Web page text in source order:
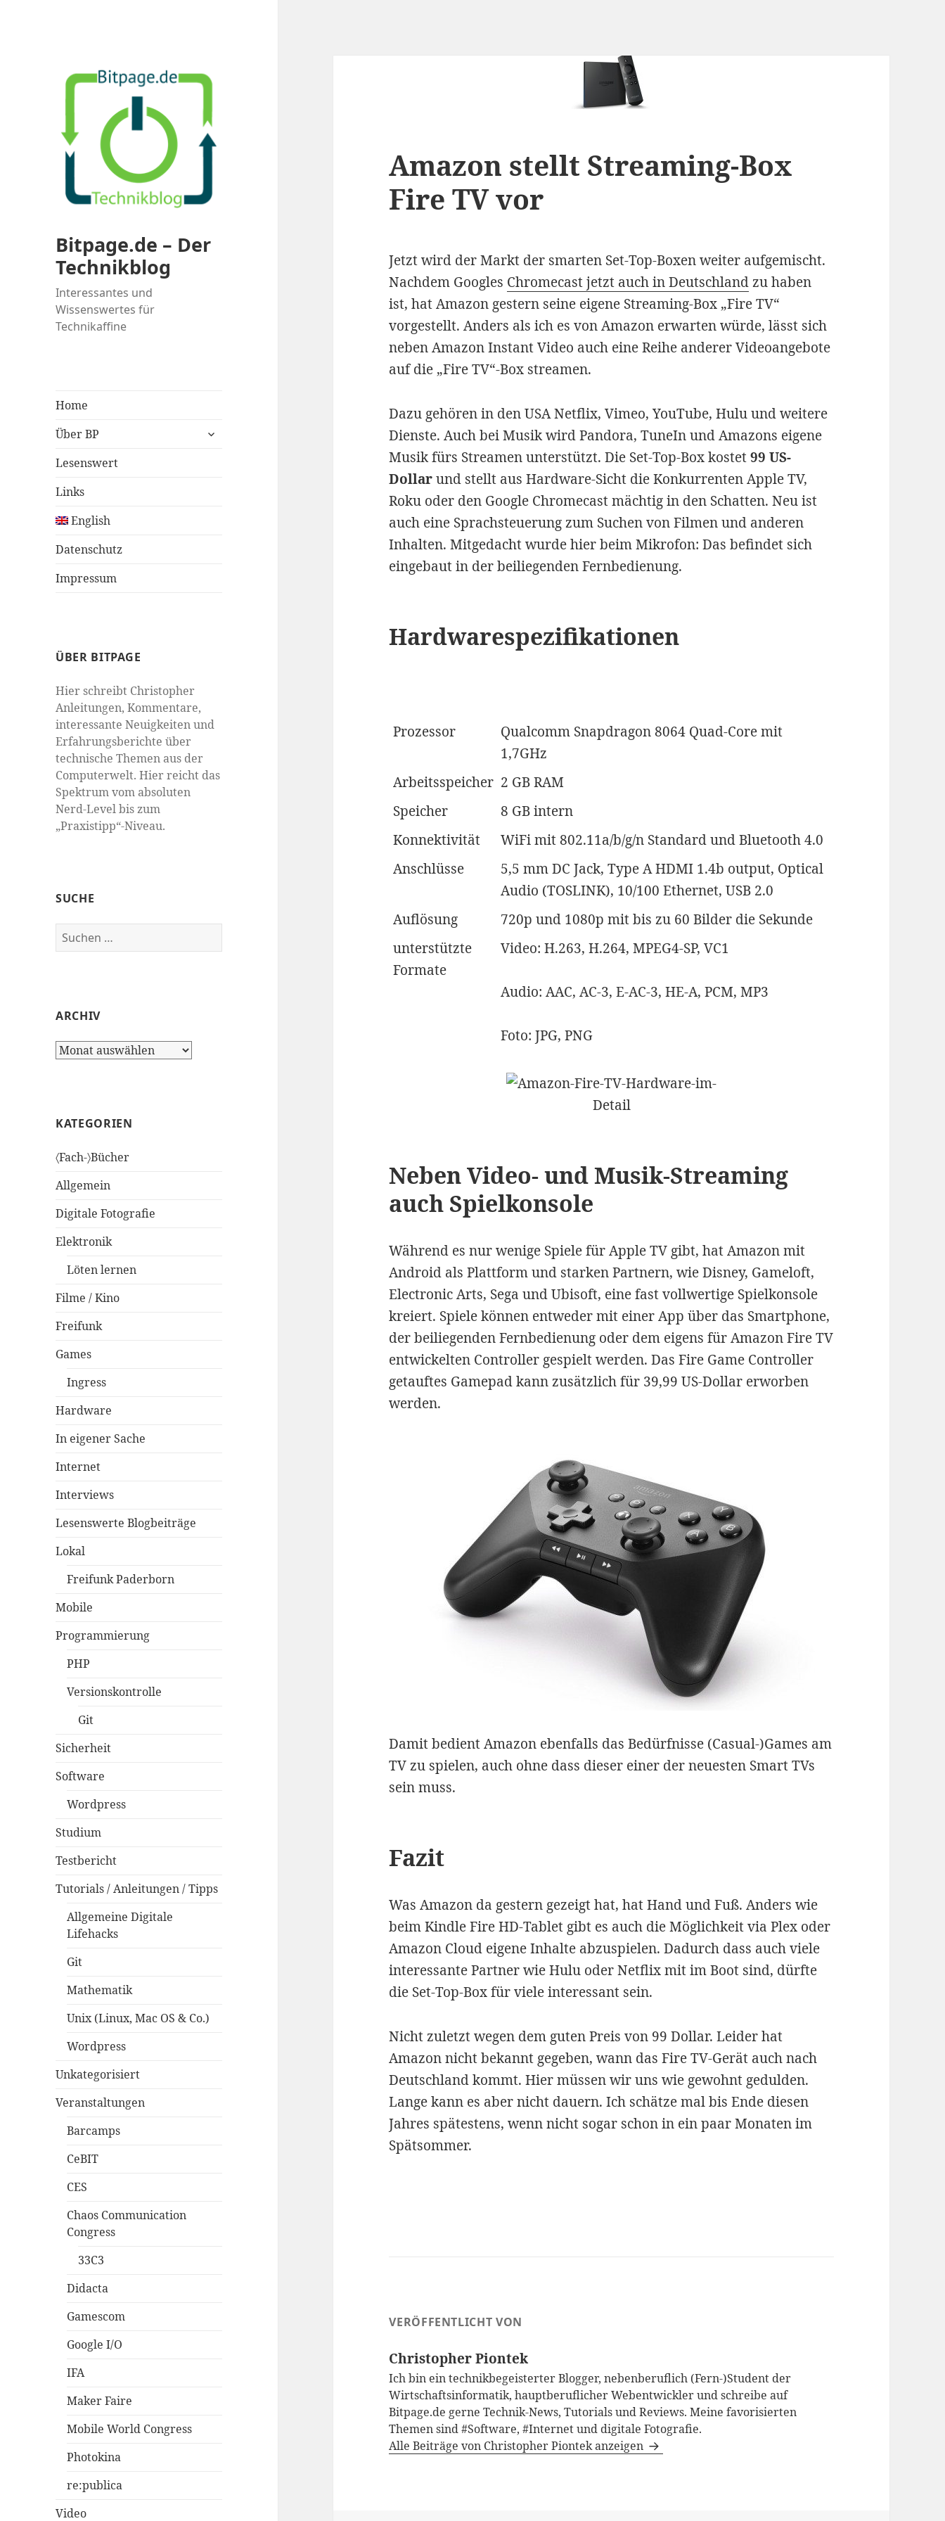
Bitpage.de – Der
Technikblog
Interessantes und
Wissenswertes für
Technikaffine
Home
Über BP
untermenü
Lesenswert
Links
English
Datenschutz
Impressum
ÜBER BITPAGE
Hier schreibt Christopher
Anleitungen, Kommentare,
interessante Neuigkeiten und
Erfahrungsberichte über
technische Themen aus der
Computerwelt. Hier reicht das
Spektrum vom absoluten
Nerd-Level bis zum
„Praxistipp“-Niveau.
SUCHE
Suchen
nach:
ARCHIV
Archiv
KATEGORIEN
〈Fach-〉Bücher
Allgemein
Digitale Fotografie
Elektronik
Löten lernen
Filme / Kino
Freifunk
Games
Ingress
Hardware
In eigener Sache
Internet
Interviews
Lesenswerte Blogbeiträge
Lokal
Freifunk Paderborn
Mobile
Programmierung
PHP
Versionskontrolle
Git
Sicherheit
Software
Wordpress
Studium
Testbericht
Tutorials / Anleitungen / Tipps
Allgemeine Digitale
Lifehacks
Git
Mathematik
Unix (Linux, Mac OS & Co.)
Wordpress
Unkategorisiert
Veranstaltungen
Barcamps
CeBIT
CES
Chaos Communication
Congress
33C3
Didacta
Gamescom
Google I/O
IFA
Maker Faire
Mobile World Congress
Photokina
re:publica
Video
Amazon stellt Streaming-Box
Fire TV vor
Jetzt wird der Markt der smarten Set-Top-Boxen weiter aufgemischt.
Nachdem Googles Chromecast jetzt auch in Deutschlandzu haben
ist, hat Amazon gestern seine eigene Streaming-Box „Fire TV“
vorgestellt. Anders als ich es von Amazon erwarten würde, lässt sich
neben Amazon Instant Video auch eine Reihe anderer Videoangebote
auf die „Fire TV“-Box streamen.
Dazu gehören in den USA Netflix, Vimeo, YouTube, Hulu und weitere
Dienste. Auch bei Musik wird Pandora, TuneIn und Amazons eigene
Musik fürs Streamen unterstützt. Die Set-Top-Box kostet99 US-
Dollarund stellt aus Hardware-Sicht die Konkurrenten Apple TV,
Roku oder den Google Chromecast mächtig in den Schatten. Neu ist
auch eine Sprachsteuerung zum Suchen von Filmen und anderen
Inhalten. Mitgedacht wurde hier beim Mikrofon: Das befindet sich
eingebaut in der beiliegenden Fernbedienung.
Hardwarespezifikationen
Prozessor
Qualcomm Snapdragon 8064 Quad-Core mit
1,7GHz
Arbeitsspeicher 2 GB RAM
Speicher
8 GB intern
Konnektivität
WiFi mit 802.11a/b/g/n Standard und Bluetooth 4.0
Anschlüsse
5,5 mm DC Jack, Type A HDMI 1.4b output, Optical
Audio (TOSLINK), 10/100 Ethernet, USB 2.0
Auflösung
720p und 1080p mit bis zu 60 Bilder die Sekunde
unterstützte
Formate
Video: H.263, H.264, MPEG4-SP, VC1
Audio: AAC, AC-3, E-AC-3, HE-A, PCM, MP3
Foto: JPG, PNG
Neben Video- und Musik-Streaming
auch Spielkonsole
Während es nur wenige Spiele für Apple TV gibt, hat Amazon mit
Android als Plattform und starken Partnern, wie Disney, Gameloft,
Electronic Arts, Sega und Ubisoft, eine fast vollwertige Spielkonsole
kreiert. Spiele können entweder mit einer App über das Smartphone,
der beiliegenden Fernbedienung oder dem eigens für Amazon Fire TV
entwickelten Controller gespielt werden. Das Fire Game Controller
getauftes Gamepad kann zusätzlich für 39,99 US-Dollar erworben
werden.
Damit bedient Amazon ebenfalls das Bedürfnisse (Casual-)Games am
TV zu spielen, auch ohne dass dieser einer der neuesten Smart TVs
sein muss.
Fazit
Was Amazon da gestern gezeigt hat, hat Hand und Fuß. Anders wie
beim Kindle Fire HD-Tablet gibt es auch die Möglichkeit via Plex oder
Amazon Cloud eigene Inhalte abzuspielen. Dadurch dass auch viele
interessante Partner wie Hulu oder Netflix mit im Boot sind, dürfte
die Set-Top-Box für viele interessant sein.
Nicht zuletzt wegen dem guten Preis von 99 Dollar. Leider hat
Amazon nicht bekannt gegeben, wann das Fire TV-Gerät auch nach
Deutschland kommt. Hier müssen wir uns wie gewohnt gedulden.
Lange kann es aber nicht dauern. Ich schätze mal bis Ende diesen
Jahres spätestens, wenn nicht sogar schon in ein paar Monaten im
Spätsommer.
VERÖFFENTLICHT VON
Christopher Piontek
Ich bin ein technikbegeisterter Blogger, nebenberuflich (Fern-)Student der
Wirtschaftsinformatik, hauptberuflicher Webentwickler und schreibe auf
Bitpage.de gerne Technik-News, Tutorials und Reviews. Meine favorisierten
Themen sind #Software, #Internet und digitale Fotografie.
Alle Beiträge von Christopher Piontek anzeigen